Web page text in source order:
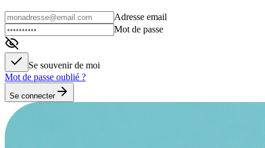
Adresse email
Mot de passe
Se souvenir de moi
Mot de passe oublié ?
Se connecter